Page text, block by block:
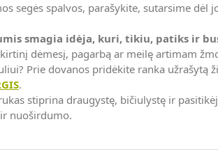
segės spalvos, parašykite, sutarsime dėl
smagia idėja, kuri, tikiu, patiks ir
dėmesį, pagarbą ar meilę artimam
Prie dovanos pridėkite ranka užrašytą
.
stiprina draugystę, bičiulystę ir
nuoširdumo.